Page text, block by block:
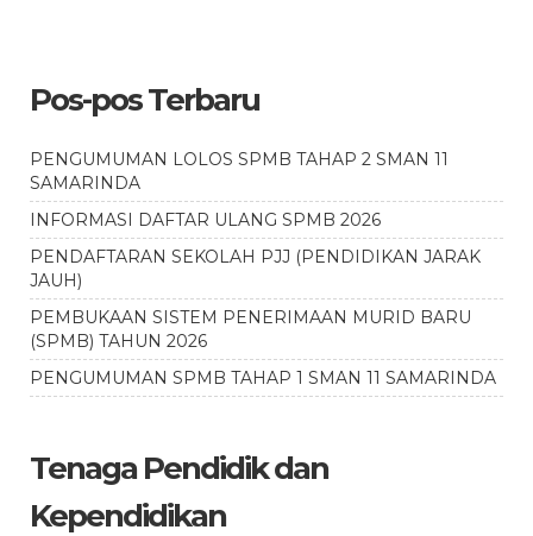
Pos-pos Terbaru
PENGUMUMAN LOLOS SPMB TAHAP 2 SMAN 11
SAMARINDA
INFORMASI DAFTAR ULANG SPMB 2026
PENDAFTARAN SEKOLAH PJJ (PENDIDIKAN JARAK
JAUH)
PEMBUKAAN SISTEM PENERIMAAN MURID BARU
(SPMB) TAHUN 2026
PENGUMUMAN SPMB TAHAP 1 SMAN 11 SAMARINDA
Tenaga Pendidik dan
Kependidikan